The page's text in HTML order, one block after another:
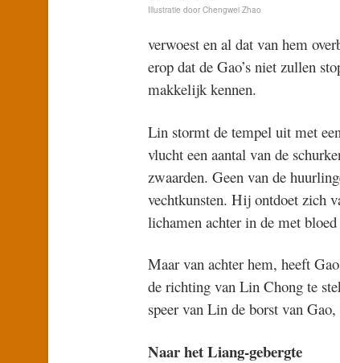
Illustratie door Chengwei Zhao
verwoest en al dat van hem
erop dat de Gao’s niet zullen
makkelijk kennen.
Lin stormt de tempel uit met
vlucht een aantal van de
zwaarden. Geen van de
vechtkunsten. Hij ontdoet zich
lichamen achter in de met
Maar van achter hem, heeft
de richting van Lin Chong te
speer van Lin de borst van
Naar het Liang-gebergte